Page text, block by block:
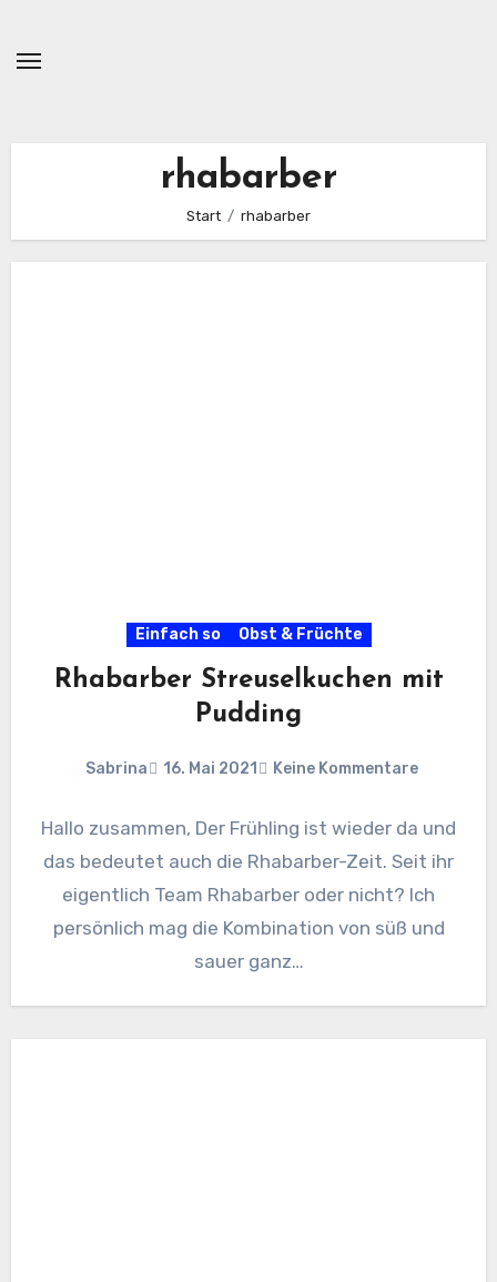
springen
rhabarber
Start rhabarber
Einfach so Obst & Früchte
Rhabarber Streuselkuchen mit
Pudding
Sabrina 16. Mai 2021 Keine Kommentare
Hallo zusammen, Der Frühling ist wieder da und
das bedeutet auch die Rhabarber-Zeit. Seit ihr
eigentlich Team Rhabarber oder nicht? Ich
persönlich mag die Kombination von süß und
sauer ganz…